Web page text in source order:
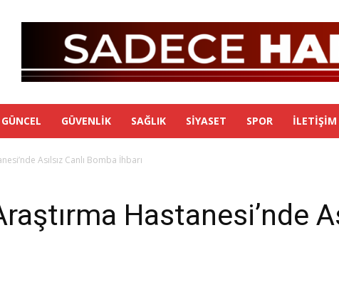
GÜNCEL GÜVENLIK SAĞLIK SIYASET SPOR İLETIŞIM
Asılsız Canlı Bomba İhbarı
Hastanesi’nde